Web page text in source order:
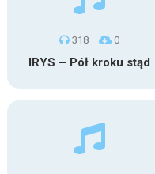
318 0
IRYS – Pół kroku stąd